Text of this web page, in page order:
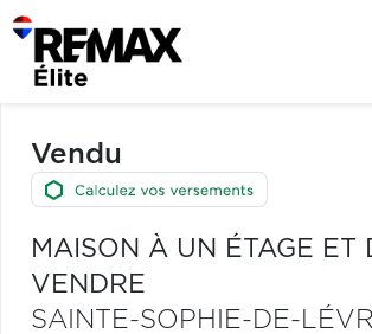
Vendu
MAISON À UN ÉTAGE ET
VENDRE
SAINTE-SOPHIE-DE-